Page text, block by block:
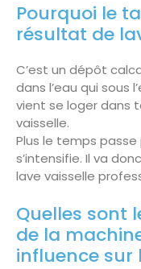
Pourquoi le
résultat de
C’est un dépôt
dans l’eau qui sous
vient se loger dans
vaisselle.
Plus le temps
s’intensifie. Il va
lave vaisselle
Quelles sont
de la
influence sur